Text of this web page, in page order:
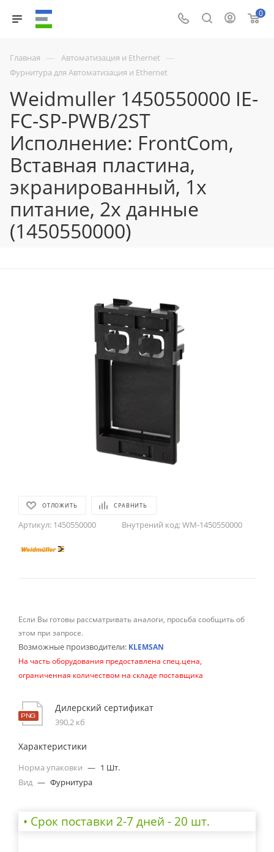
0
Главная — Автоматизация и Ethernet —
Фурнитура для Автоматизация и Ethernet
Weidmuller 1450550000 IE-
FC-SP-PWB/2ST
Исполнение: FrontCom,
Вставная пластина,
экранированный, 1x
питание, 2x данные
(1450550000)
ОТЛОЖИТЬ СРАВНИТЬ
Артикул: 1450550000 Внутрений код:WM-1450550000
Если Вы готовы рассматривать аналоги, просьба сообщить об
этом при запросе.
Возможные производители: KLEMSAN
На часть оборудования предоставлена спец.цена,
ограниченная количеством на складе поставщика
Дилерский сертификат
390,2 кб
Характеристики
Норма упаковки — 1 Шт.
Вид — Фурнитура
• Cрок поставки 2-7 дней - 20 шт.